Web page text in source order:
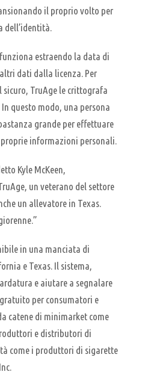
il proprio volto per
dell’identità.
estraendo la data di
dati dalla licenza. Per
TruAge le crittografa
questo modo, una persona
grande per effettuare
informazioni personali.
Kyle McKeen,
un veterano del settore
un allevatore in Texas.
in una manciata di
e Texas. Il sistema,
e aiutare a segnalare
per consumatori e
catene di minimarket come
e distributori di
come i produttori di sigarette